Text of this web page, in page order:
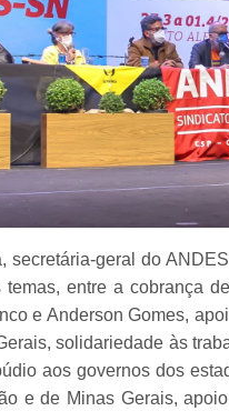
secretária-geral do
temas, entre a cobrança
e Anderson Gomes,
solidariedade às
aos governos dos
e de Minas Gerais,